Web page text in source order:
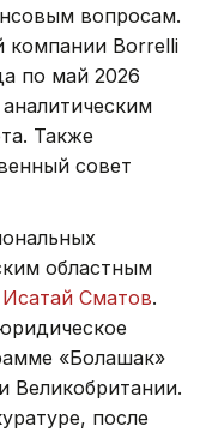
вопросам.
компании Borrelli
по май 2026
Также
совет
областным
Исатай Сматов.
«Болашак»
Великобритании.
после